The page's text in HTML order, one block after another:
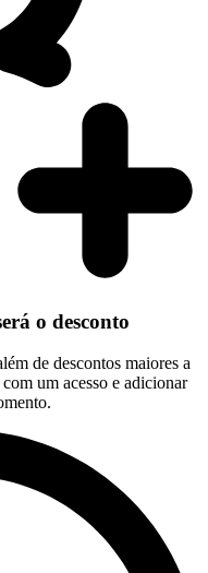
o desconto
de descontos maiores a
um acesso e adicionar